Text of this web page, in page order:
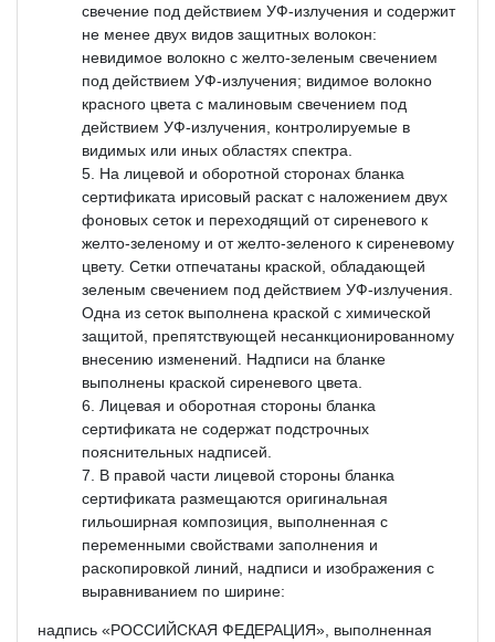
свечение под действием УФ-излучения и содержит
не менее двух видов защитных волокон:
невидимое волокно с желто-зеленым свечением
под действием УФ-излучения; видимое волокно
красного цвета с малиновым свечением под
действием УФ-излучения, контролируемые в
видимых или иных областях спектра.
На лицевой и оборотной сторонах бланка
сертификата ирисовый раскат с наложением двух
фоновых сеток и переходящий от сиреневого к
желто-зеленому и от желто-зеленого к сиреневому
цвету. Сетки отпечатаны краской, обладающей
зеленым свечением под действием УФ-излучения.
Одна из сеток выполнена краской с химической
защитой, препятствующей несанкционированному
внесению изменений. Надписи на бланке
выполнены краской сиреневого цвета.
Лицевая и оборотная стороны бланка
сертификата не содержат подстрочных
пояснительных надписей.
В правой части лицевой стороны бланка
сертификата размещаются оригинальная
гильоширная композиция, выполненная с
переменными свойствами заполнения и
раскопировкой линий, надписи и изображения с
выравниванием по ширине:
надпись «РОССИЙСКАЯ ФЕДЕРАЦИЯ», выполненная